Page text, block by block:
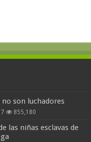
son luchadores
855,180
las niñas esclavas de